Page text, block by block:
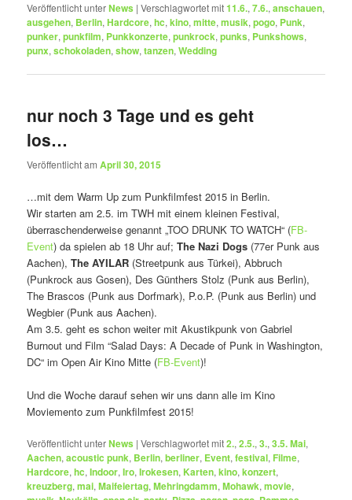
Veröffentlicht unterNews |Verschlagwortet mit11.6.,7.6.,anschauen,
ausgehen, Berlin,Hardcore,hc,kino,mitte,musik,pogo, Punk,
punker,punkfilm, Punkkonzerte,punkrock,punks, Punkshows,
punx,schokoladen,show,tanzen,Wedding
nur noch 3 Tage und es geht
los…
Veröffentlicht amApril 30, 2015
…mit dem Warm Up zum Punkfilmfest 2015 in Berlin.
Wir starten am 2.5. im TWH mit einem kleinen Festival,
überraschenderweise genannt „TOO DRUNK TO WATCH“ (FB-
Event) da spielen ab 18 Uhr auf;The Nazi Dogs (77er Punk aus
Aachen),The AYILAR (Streetpunk aus Türkei), Abbruch
(Punkrock aus Gosen), Des Günthers Stolz (Punk aus Berlin),
The Brascos (Punk aus Dorfmark), P.o.P. (Punk aus Berlin) und
Wegbier (Punk aus Aachen).
Am 3.5. geht es schon weiter mit Akustikpunk von Gabriel
Burnout und Film “Salad Days: A Decade of Punk in Washington,
DC“ im Open Air Kino Mitte (FB-Event)!
Und die Woche darauf sehen wir uns dann alle im Kino
Moviemento zum Punkfilmfest 2015!
Veröffentlicht unterNews |Verschlagwortet mit2.,2.5.,3.,3.5. Mai,
Aachen,acoustic punk, Berlin,berliner, Event,festival, Filme,
Hardcore,hc,Indoor,Iro,Irokesen, Karten,kino,konzert,
kreuzberg,mai,Maifeiertag,Mehringdamm,Mohawk,movie,